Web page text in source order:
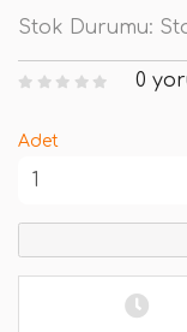
Stok Durumu:
0
Adet